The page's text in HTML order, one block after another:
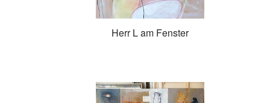
Herr L am Fenster